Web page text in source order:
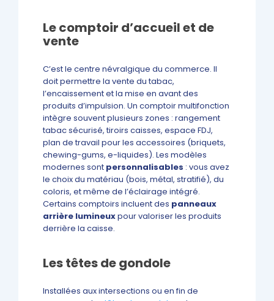
Le comptoir d’accueil et de
vente
C’est le centre névralgique du commerce. Il
doit permettre la vente du tabac,
l’encaissement et la mise en avant des
produits d’impulsion. Un comptoir multifonction
intègre souvent plusieurs zones : rangement
tabac sécurisé, tiroirs caisses, espace FDJ,
plan de travail pour les accessoires (briquets,
chewing-gums, e-liquides). Les modèles
modernes sont personnalisables : vous avez
le choix du matériau (bois, métal, stratifié), du
coloris, et même de l’éclairage intégré.
Certains comptoirs incluent des panneaux
arrière lumineuxpour valoriser les produits
derrière la caisse.
Les têtes de gondole
Installées aux intersections ou en fin de